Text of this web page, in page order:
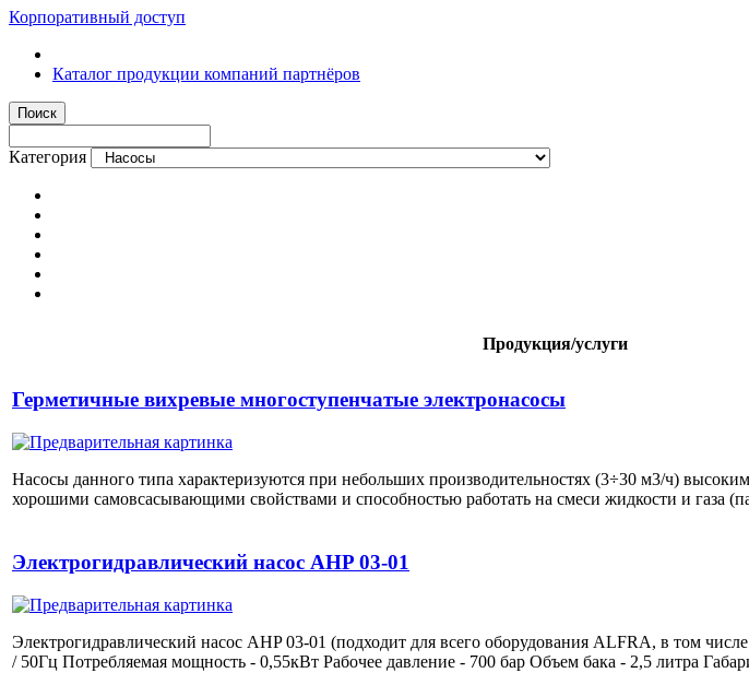
Корпоративный доступ
Каталог продукции компаний партнёров
Категория
Продукция/услуги
Герметичные вихревые многоступенчатые электронасосы
Насосы данного типа характеризуются при небольших производительностях (3÷30 м3/ч)
хорошими самовсасывающими свойствами и способностью работать на смеси жидкости и газа
Электрогидравлический насос AHP 03-01
Электрогидравлический насос AHP 03-01 (подходит для всего оборудования ALFRA, в том
/ 50Гц Потребляемая мощность - 0,55кВт Рабочее давление - 700 бар Объем бака - 2,5 литра